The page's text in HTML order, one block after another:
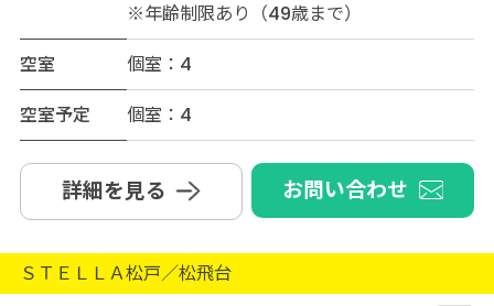
※年齢制限あり（49歳まで）
空室
個室：4
空室予定
個室：4
詳細を見る お問い合わせ
ＳＴＥＬＬＡ松戸／松飛台